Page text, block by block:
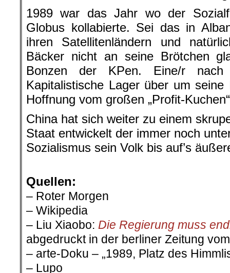
1989 war das Jahr wo der
Globus kollabierte. Sei das in
ihren Satellitenländern und
Bäcker nicht an seine Brötchen
Bonzen der KPen. Eine/r
Kapitalistische Lager über um
Hoffnung vom großen „Profit-
China hat sich weiter zu einem
Staat entwickelt der immer noch
Sozialismus sein Volk bis auf’s
Quellen:
– Roter Morgen
– Wikipedia
– Liu Xiaobo: Die Regierung muss
abgedruckt in der berliner Zeitung
– arte-Doku – „1989, Platz des
– Lupo